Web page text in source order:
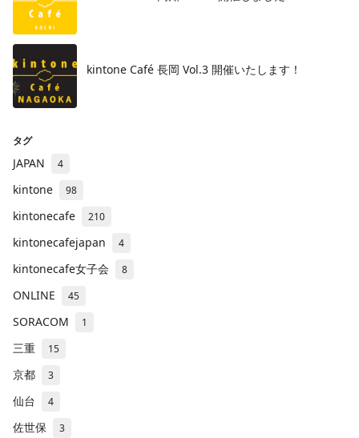
kintone Café 長岡 Vol.3 開催いたします！
タグ
JAPAN 4
kintone 98
kintonecafe 210
kintonecafejapan 4
kintonecafe女子会 8
ONLINE 45
SORACOM 1
三重 15
京都 3
仙台 4
佐世保 3